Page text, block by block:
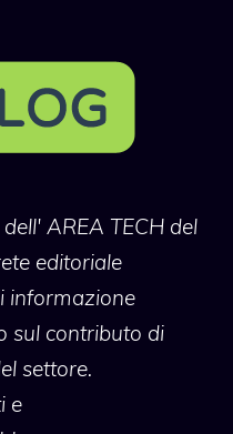
AREA TECH del
editoriale
informazione
sul contributo di
settore.
e